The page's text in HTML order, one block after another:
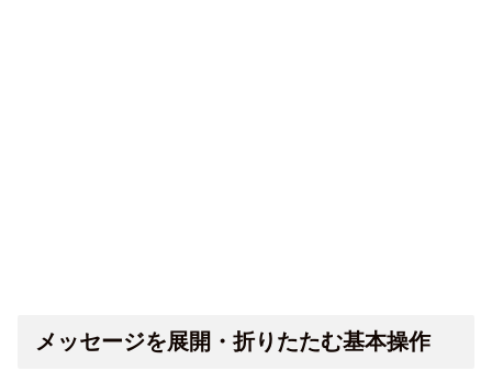
メッセージを展開・折りたたむ基本操作